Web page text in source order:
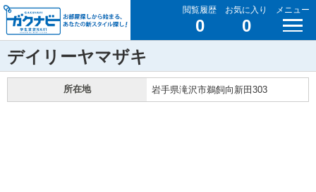
閲覧履歴
0
お気に入り
0
メニュー
デイリーヤマザキ
所在地 岩手県滝沢市鵜飼向新田303